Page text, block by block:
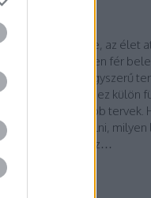
Sokáig azt hitte, az élet
ha elég sok minden fér
készített. Nem is egyszerű
amelyekhez külön
listák, újabb tervek.
mit fog megtanulni, milyen
a lakása, a teste, az…